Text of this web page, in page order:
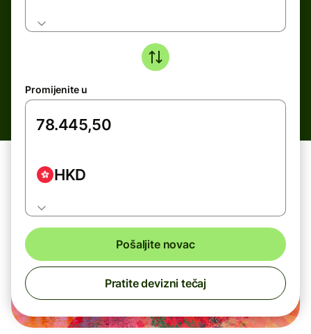
Promijenite u
HKD
Pošaljite novac
Pratite devizni tečaj